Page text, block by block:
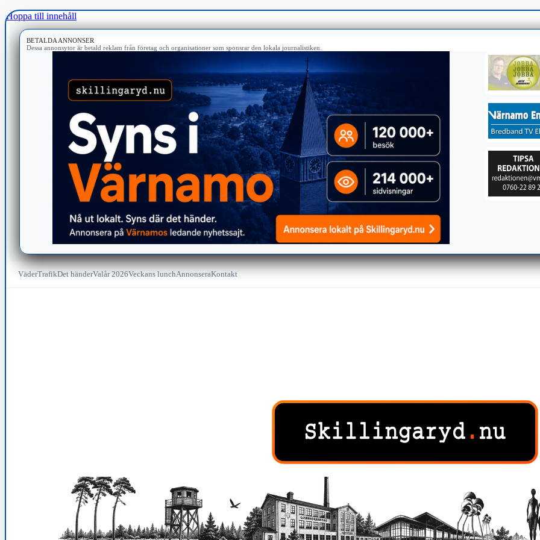
Hoppa till innehåll
BETALDA ANNONSER
Dessa annonsytor är betald reklam från företag och organisationer som sponsrar den lokala journalistiken.
VäderTrafikDet händerValår 2026Veckans lunchAnnonseraKontakt